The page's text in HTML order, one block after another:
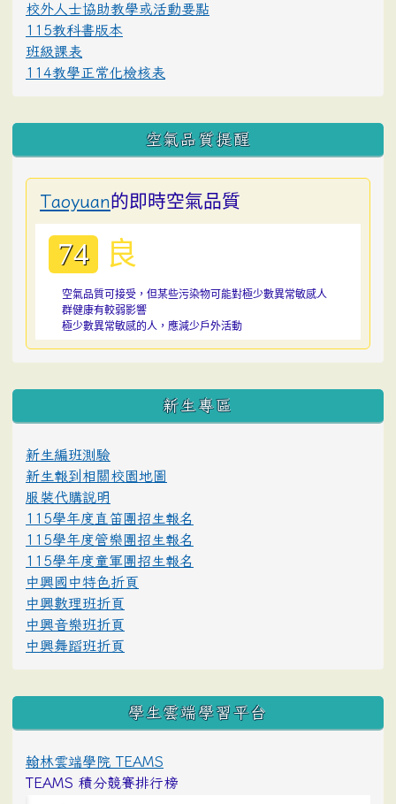
校外人士協助教學或活動要點
115教科書版本
班級課表
114教學正常化檢核表
空氣品質提醒
Taoyuan的即時空氣品質
74 良
空氣品質可接受，但某些污染物可能對極少數異常敏感人
群健康有較弱影響
極少數異常敏感的人，應減少戶外活動
:::
新生專區
新生編班測驗
新生報到相關校園地圖
服裝代購說明
115學年度直笛團招生報名
115學年度管樂團招生報名
115學年度童軍團招生報名
中興國中特色折頁
中興數理班折頁
中興音樂班折頁
中興舞蹈班折頁
學生雲端學習平台
翰林雲端學院 TEAMS
TEAMS 積分競賽排行榜